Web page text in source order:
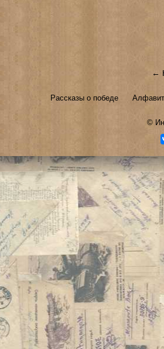
←
Рассказы о победе
©